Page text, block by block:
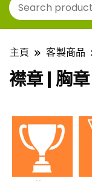
主頁 客製商品
襟章 | 胸章